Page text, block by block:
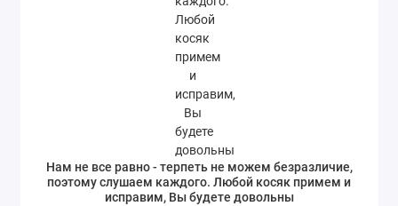
Нам не все равно - терпеть не можем безразличие,
поэтому слушаем каждого. Любой косяк примем и
исправим, Вы будете довольны